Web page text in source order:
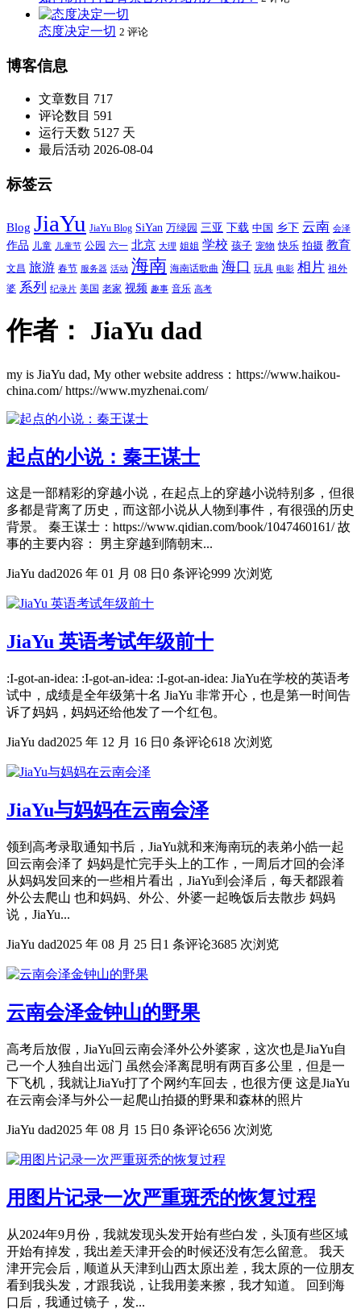
态度决定一切 2 评论
博客信息
文章数目 717
评论数目 591
运行天数 5127 天
最后活动 2026-08-04
标签云
Blog JiaYu JiaYu Blog SiYan 万绿园 三亚 下载 中国 乡下 云南 会泽
作品 儿童 儿童节 公园 六一 北京 大理 姐姐 学校 孩子 宠物 快乐 拍摄 教育
文昌 旅游 春节 服务器 活动 海南 海南话歌曲 海口 玩具 电影 相片 祖外
婆 系列 纪录片 美国 老家 视频 趣事 音乐 高考
作者： JiaYu dad
my is JiaYu dad, My other website address：https://www.haikou-
china.com/ https://www.myzhenai.com/
起点的小说：秦王谋士
这是一部精彩的穿越小说，在起点上的穿越小说特别多，但很
多都是背离了历史，而这部小说从人物到事件，有很强的历史
背景。 秦王谋士：https://www.qidian.com/book/1047460161/ 故
事的主要内容： 男主穿越到隋朝末...
JiaYu dad2026 年 01 月 08 日 0 条评论999 次浏览
JiaYu 英语考试年级前十
:I-got-an-idea: :I-got-an-idea: :I-got-an-idea: JiaYu在学校的英语考
试中，成绩是全年级第十名 JiaYu 非常开心，也是第一时间告
诉了妈妈，妈妈还给他发了一个红包。
JiaYu dad2025 年 12 月 16 日 0 条评论618 次浏览
JiaYu与妈妈在云南会泽
领到高考录取通知书后，JiaYu就和来海南玩的表弟小皓一起
回云南会泽了 妈妈是忙完手头上的工作，一周后才回的会泽
从妈妈发回来的一些相片看出，JiaYu到会泽后，每天都跟着
外公去爬山 也和妈妈、外公、外婆一起晚饭后去散步 妈妈
说，JiaYu...
JiaYu dad2025 年 08 月 25 日 1 条评论3685 次浏览
云南会泽金钟山的野果
高考后放假，JiaYu回云南会泽外公外婆家，这次也是JiaYu自
己一个人独自出远门 虽然会泽离昆明有两百多公里，但是一
下飞机，我就让JiaYu打了个网约车回去，也很方便 这是JiaYu
在云南会泽与外公一起爬山拍摄的野果和森林的照片
JiaYu dad2025 年 08 月 15 日 0 条评论656 次浏览
用图片记录一次严重斑秃的恢复过程
从2024年9月份，我就发现头发开始有些白发，头顶有些区域
开始有掉发，我出差天津开会的时候还没有怎么留意。 我天
津开完会后，顺道从天津到山西太原出差，我太原的一位朋友
看到我头发，才跟我说，让我用姜来擦，我才知道。 回到海
口后，我通过镜子，发...